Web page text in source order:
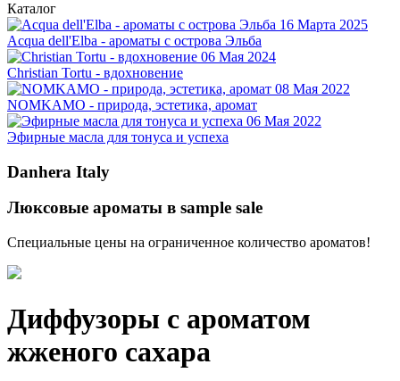
Каталог
16 Марта 2025
Acqua dell'Elba - ароматы с острова Эльба
06 Мая 2024
Christian Tortu - вдохновение
08 Мая 2022
NOMKAMO - природа, эстетика, аромат
06 Мая 2022
Эфирные масла для тонуса и успеха
Danhera Italy
Люксовые ароматы в sample sale
Специальные цены на ограниченное количество ароматов!
Диффузоры с ароматом
жженого сахара